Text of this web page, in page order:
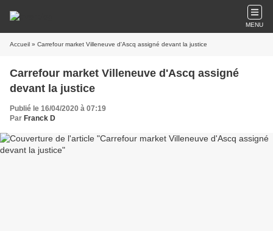
MENU
Accueil » Carrefour market Villeneuve d'Ascq assigné devant la justice
Carrefour market Villeneuve d'Ascq assigné
devant la justice
Publié le 16/04/2020 à 07:19
Par Franck D